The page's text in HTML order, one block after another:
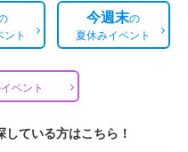
ト
今週末の
夏休みイベント
イベント
ている方はこちら！